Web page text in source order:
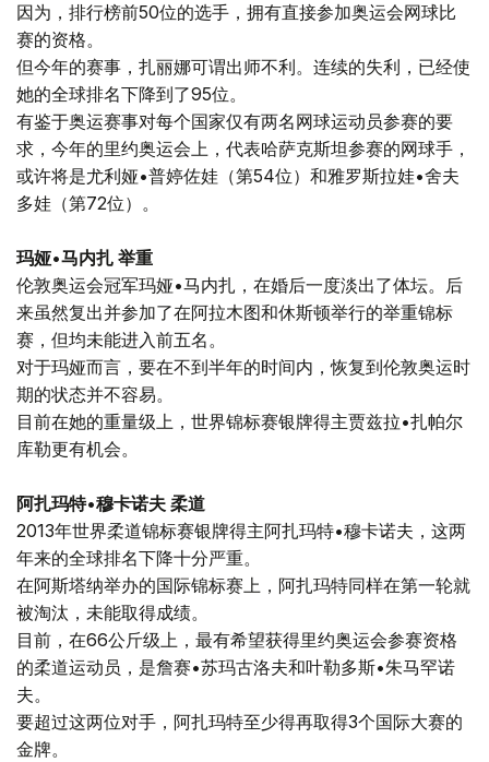
因为，排行榜前50位的选手，拥有直接参加奥运会网球比
赛的资格。
但今年的赛事，扎丽娜可谓出师不利。连续的失利，已经使
她的全球排名下降到了95位。
有鉴于奥运赛事对每个国家仅有两名网球运动员参赛的要
求，今年的里约奥运会上，代表哈萨克斯坦参赛的网球手，
或许将是尤利娅•普婷佐娃（第54位）和雅罗斯拉娃•舍夫
多娃（第72位）。
玛娅•马内扎 举重
伦敦奥运会冠军玛娅•马内扎，在婚后一度淡出了体坛。后
来虽然复出并参加了在阿拉木图和休斯顿举行的举重锦标
赛，但均未能进入前五名。
对于玛娅而言，要在不到半年的时间内，恢复到伦敦奥运时
期的状态并不容易。
目前在她的重量级上，世界锦标赛银牌得主贾兹拉•扎帕尔
库勒更有机会。
阿扎玛特•穆卡诺夫 柔道
2013年世界柔道锦标赛银牌得主阿扎玛特•穆卡诺夫，这两
年来的全球排名下降十分严重。
在阿斯塔纳举办的国际锦标赛上，阿扎玛特同样在第一轮就
被淘汰，未能取得成绩。
目前，在66公斤级上，最有希望获得里约奥运会参赛资格
的柔道运动员，是詹赛•苏玛古洛夫和叶勒多斯•朱马罕诺
夫。
要超过这两位对手，阿扎玛特至少得再取得3个国际大赛的
金牌。